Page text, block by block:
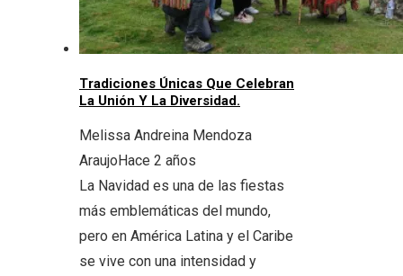
Tradiciones Únicas Que Celebran
La Unión Y La Diversidad.
Melissa Andreina Mendoza
AraujoHace 2 años
La Navidad es una de las fiestas
más emblemáticas del mundo,
pero en América Latina y el Caribe
se vive con una intensidad y